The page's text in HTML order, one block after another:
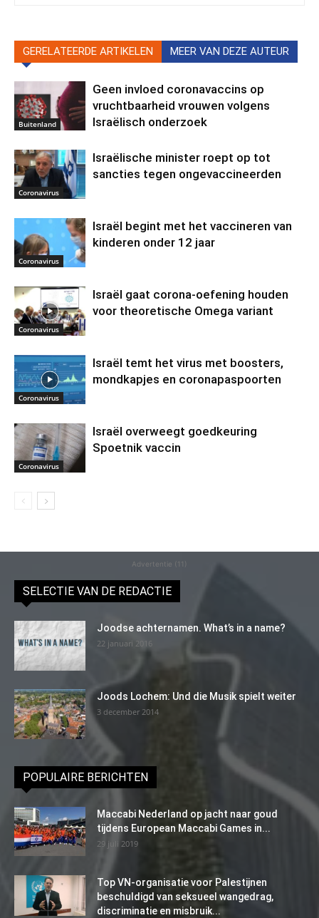
GERELATEERDE ARTIKELEN MEER VAN DEZE AUTEUR
Buitenland
Geen invloed coronavaccins op
vruchtbaarheid vrouwen volgens
Israëlisch onderzoek
Coronavirus
Israëlische minister roept op tot
sancties tegen ongevaccineerden
Coronavirus
Israël begint met het vaccineren van
kinderen onder 12 jaar
Coronavirus
Israël gaat corona-oefening houden
voor theoretische Omega variant
Coronavirus
Israël temt het virus met boosters,
mondkapjes en coronapaspoorten
Coronavirus
Israël overweegt goedkeuring
Spoetnik vaccin
Advertentie (11)
SELECTIE VAN DE REDACTIE
Joodse achternamen. What’s in a name?
22 januari 2016
Joods Lochem: Und die Musik spielt weiter
3 december 2014
POPULAIRE BERICHTEN
Maccabi Nederland op jacht naar goud
tijdens European Maccabi Games in...
29 juli 2019
Top VN-organisatie voor Palestijnen
beschuldigd van seksueel wangedrag,
discriminatie en misbruik...